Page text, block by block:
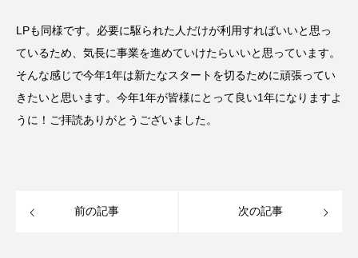
LPも同様です。必要に駆られた人だけが利用すればいいと思っ
ているため、気長に事業を進めていけたらいいと思っています。
そんな感じで今年1年は新たなスタートを切るために頑張ってい
きたいと思います。今年1年が皆様にとって良い1年になりますよ
うに！ご拝読ありがとうございました。
前の記事 次の記事